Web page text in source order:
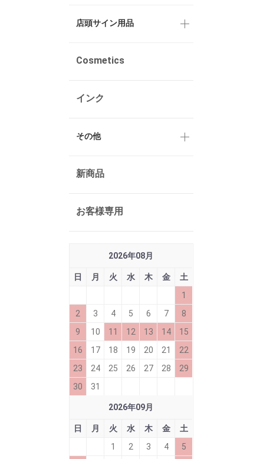
店頭サイン用品
Cosmetics
インク
その他
新商品
お客様専用
2026年08月
日 月 火 水 木 金
土
1
2
3 4 5 6 7
8
9
10 11 12 13 14
15
16
17 18 19 20 21
22
23
24 25 26 27 28
29
30
31
2026年09月
日 月 火 水 木 金
土
1
2 3 4 5